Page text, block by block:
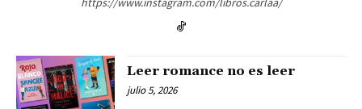
Leer romance no es leer
julio 5, 2026